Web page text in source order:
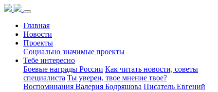
Главная
Новости
Проекты
Социально значимые проекты
Тебе интересно
Боевые награды России Как читать новости, советы
специалиста Ты уверен, твое мнение твое?
Воспоминания Валерия Бодряшова Писатель Евгений